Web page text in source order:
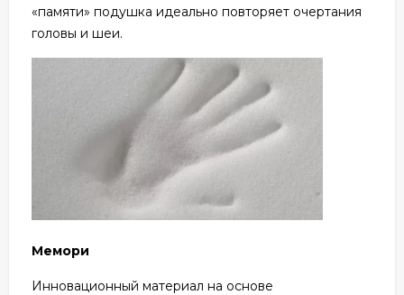
«памяти» подушка идеально повторяет очертания
головы и шеи.
Мемори
Инновационный материал на основе